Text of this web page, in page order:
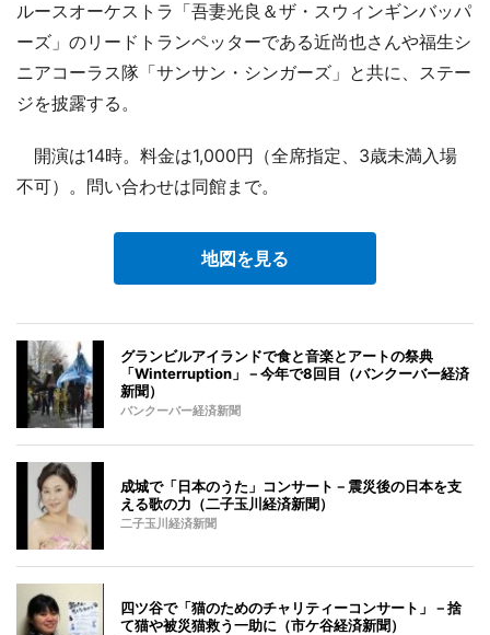
ルースオーケストラ「吾妻光良＆ザ・スウィンギンバッパ
ーズ」のリードトランペッターである近尚也さんや福生シ
ニアコーラス隊「サンサン・シンガーズ」と共に、ステー
ジを披露する。
開演は14時。料金は1,000円（全席指定、3歳未満入場
不可）。問い合わせは同館まで。
地図を見る
グランビルアイランドで食と音楽とアートの祭典
「Winterruption」－今年で8回目（バンクーバー経済
新聞）
バンクーバー経済新聞
成城で「日本のうた」コンサート－震災後の日本を支
える歌の力（二子玉川経済新聞）
二子玉川経済新聞
四ツ谷で「猫のためのチャリティーコンサート」－捨
て猫や被災猫救う一助に（市ケ谷経済新聞）